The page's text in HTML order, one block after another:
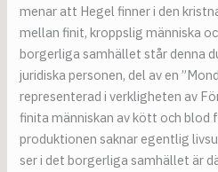
menar att Hegel finner i den
mellan finit, kroppslig människa
borgerliga samhället står denna
juridiska personen, del av en
representerad i verkligheten av
finita människan av kött och blod
produktionen saknar egentlig
ser i det borgerliga samhället är